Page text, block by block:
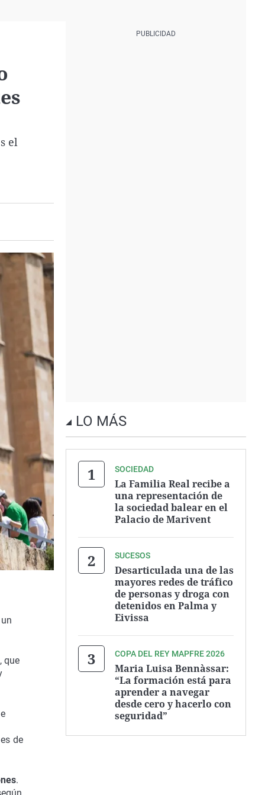
el
, que
de
.
LO MÁS
SOCIEDAD
La Familia Real recibe a
una representación de
la sociedad balear en el
Palacio de Marivent
SUCESOS
Desarticulada una de las
mayores redes de tráfico
de personas y droga con
detenidos en Palma y
Eivissa
COPA DEL REY MAPFRE 2026
Maria Luisa Bennàssar:
“La formación está para
aprender a navegar
desde cero y hacerlo con
seguridad”